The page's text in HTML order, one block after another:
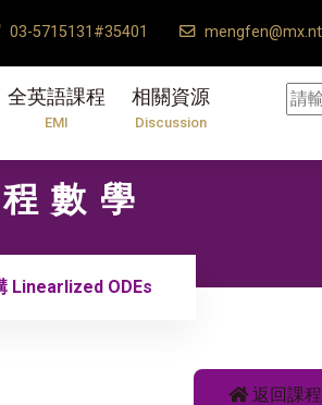
03-5715131#35401
全英語課程
EMI
相關資源
Discussion
數學
Linearlized ODEs
返回課